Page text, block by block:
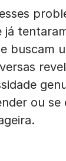
já
buscam
ou se